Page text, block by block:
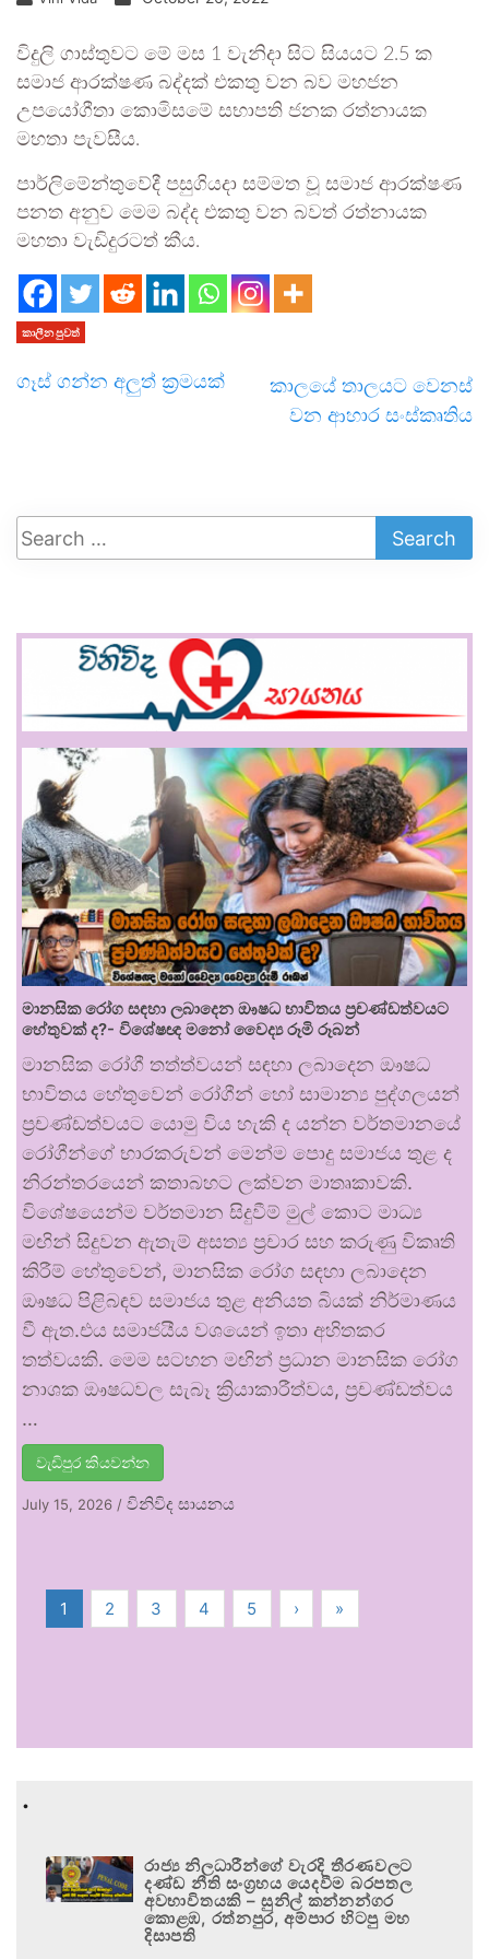
විදුලි ගාස්තුවට මේ මස 1 වැනිදා සිට සියයට 2.5 ක
සමාජ ආරක්ෂණ බද්දක් එකතු වන බව මහජන
උපයෝගීතා කොමිසමේ සභාපති ජනක රත්නායක
මහතා පැවසීය.
පාර්ලිමේන්තුවේදී පසුගියදා සම්මත වූ සමාජ ආරක්ෂණ
පනත අනුව මෙම බද්ද එකතු වන බවත් රත්නායක
මහතා වැඩිදුරටත් කීය.
කාලීන පුවත්
ගෑස් ගන්න අලුත් ක්‍රමයක්
කාලයේ තාලයට වෙනස්
වන ආහාර සංස්කෘතිය
මානසික රෝග සඳහා ලබාදෙන ඖෂධ භාවිතය ප්‍රචණ්ඩත්වයට
හේතුවක් ද?- විශේෂඥ මනෝ වෛද්‍ය රූමි රූබන්
මානසික රෝගී තත්ත්වයන් සඳහා ලබාදෙන ඖෂධ
භාවිතය හේතුවෙන් රෝගීන් හෝ සාමාන්‍ය පුද්ගලයන්
ප්‍රචණ්ඩත්වයට යොමු විය හැකි ද යන්න වර්තමානයේ
රෝගීන්ගේ භාරකරුවන් මෙන්ම පොදු සමාජය තුළ ද
නිරන්තරයෙන් කතාබහට ලක්වන මාතෘකාවකි.
විශේෂයෙන්ම වර්තමාන සිදුවීම් මුල් කොට මාධ්‍ය
මඟින් සිදුවන ඇතැම් අසත්‍ය ප්‍රචාර සහ කරුණු විකෘති
කිරීම් හේතුවෙන්, මානසික රෝග සඳහා ලබාදෙන
ඖෂධ පිළිබඳව සමාජය තුළ අනියත බියක් නිර්මාණය
වී ඇත.එය සමාජයීය වශයෙන් ඉතා අහිතකර
තත්වයකි. මෙම සටහන මඟින් ප්‍රධාන මානසික රෝග
නාශක ඖෂධවල සැබෑ ක්‍රියාකාරීත්වය, ප්‍රචණ්ඩත්වය
…
වැඩිපුර කියවන්න
July 15, 2026 / විනිවිද සායනය
1 2 3 4 5 › »
.
රාජ්‍ය නිලධාරීන්ගේ වැරදි තීරණවලට
දණ්ඩ නීති සංග්‍රහය යෙදවීම බරපතල
අවභාවිතයකි – සුනිල් කන්නන්ගර
කොළඹ, රත්නපුර, අම්පාර හිටපු මහ
දිසාපති